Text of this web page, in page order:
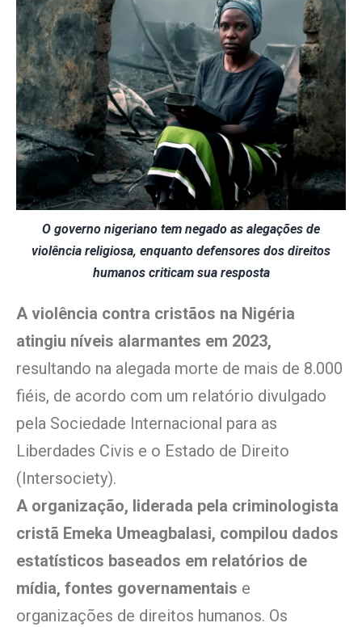
O governo nigeriano tem negado as alegações de
violência religiosa, enquanto defensores dos direitos
humanos criticam sua resposta
A violência contra cristãos na Nigéria
atingiu níveis alarmantes em 2023,
resultando na alegada morte de mais de 8.000
fiéis, de acordo com um relatório divulgado
pela Sociedade Internacional para as
Liberdades Civis e o Estado de Direito
(Intersociety).
A organização, liderada pela criminologista
cristã Emeka Umeagbalasi, compilou dados
estatísticos baseados em relatórios de
mídia, fontes governamentais e
organizações de direitos humanos. Os